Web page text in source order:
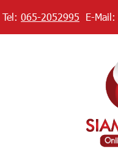
Tel: 065-2052995 E-Mail: